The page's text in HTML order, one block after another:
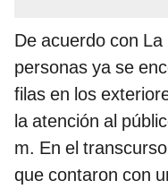
De acuerdo con
personas ya se
filas en los
la atención al
m. En el
que contaron con